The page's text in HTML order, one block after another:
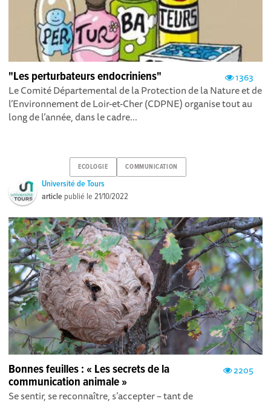
1363
"Les perturbateurs endocriniens"
Le Comité Départemental de la Protection de la Nature et de
l’Environnement de Loir-et-Cher (CDPNE) organise tout au
long de l’année, dans le cadre...
ECOLOGIE COMMUNICATION
Université de Tours
article publié le21/10/2022
2205
Bonnes feuilles : « Les secrets de la
communication animale »
Se sentir, se reconnaître, s’accepter – tant de